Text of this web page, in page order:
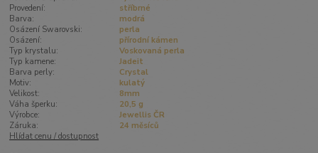
Provedení:
stříbrné
Barva:
modrá
Osázení Swarovski:
perla
Osázení:
přírodní kámen
Typ krystalu:
Voskovaná perla
Typ kamene:
Jadeit
Barva perly:
Crystal
Motiv:
kulatý
Velikost:
8mm
Váha šperku:
20,5 g
Výrobce:
Jewellis ČR
Záruka:
24 měsíců
Hlídat cenu / dostupnost